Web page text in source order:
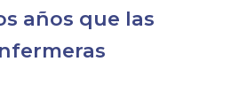
años que las